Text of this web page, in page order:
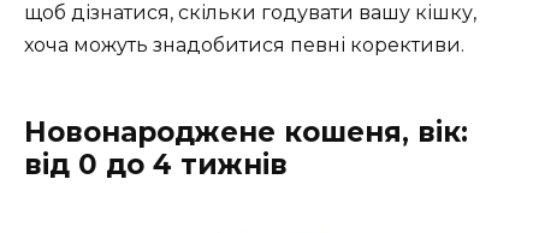
щоб дізнатися, скільки годувати вашу кішку,
хоча можуть знадобитися певні корективи.
Новонароджене кошеня, вік:
від 0 до 4 тижнів